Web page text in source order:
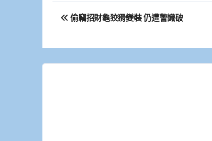
文
導
偷竊招財龜狡猾變裝 仍遭警識破